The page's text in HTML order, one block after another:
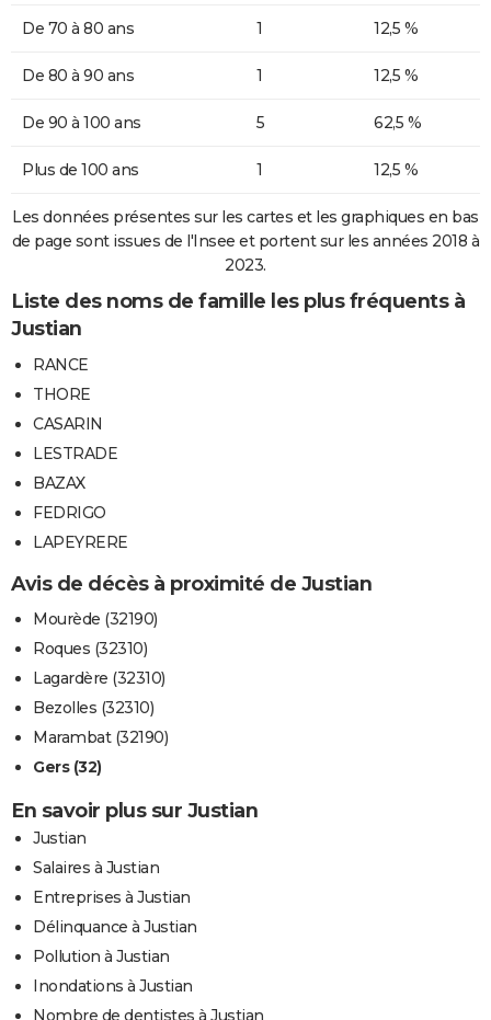
De 70 à 80 ans 1 12,5 %
De 80 à 90 ans 1 12,5 %
De 90 à 100 ans 5 62,5 %
Plus de 100 ans 1 12,5 %
Les données présentes sur les cartes et les graphiques en bas
de page sont issues de l'Insee et portent sur les années 2018 à
2023.
Liste des noms de famille les plus fréquents à
Justian
RANCE
THORE
CASARIN
LESTRADE
BAZAX
FEDRIGO
LAPEYRERE
Avis de décès à proximité de Justian
Mourède (32190)
Roques (32310)
Lagardère (32310)
Bezolles (32310)
Marambat (32190)
Gers (32)
En savoir plus sur Justian
Justian
Salaires à Justian
Entreprises à Justian
Délinquance à Justian
Pollution à Justian
Inondations à Justian
Nombre de dentistes à Justian